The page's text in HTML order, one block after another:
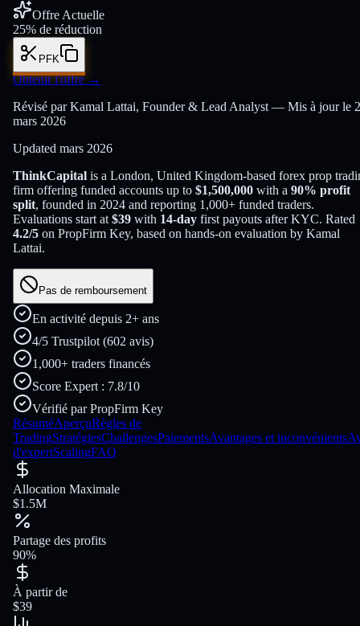
Offre Actuelle
25% de réduction
PFK
Obtenir l'offre→
Révisé par Kamal Lattai, Founder & Lead Analyst — Mis à jour le
mars 2026
Updated mars 2026
ThinkCapital is a London, United Kingdom-based forex prop
firm offering funded accounts up to $1,500,000 with a 90% profit
split, founded in 2024 and reporting 1,000+ funded traders.
Evaluations start at $39 with 14-day first payouts after KYC. Rated
4.2/5 on PropFirm Key, based on hands-on evaluation by Kamal
Lattai.
Pas de remboursement
En activité depuis 2+ ans
4/5 Trustpilot (602 avis)
1,000+ traders financés
Score Expert : 7.8/10
Vérifié par PropFirm Key
RésuméAperçuRègles de
TradingStratégiesChallengesPaiementsAvantages et inconvénients
d'expertScalingFAQ
Allocation Maximale
$1.5M
Partage des profits
90%
À partir de
$39